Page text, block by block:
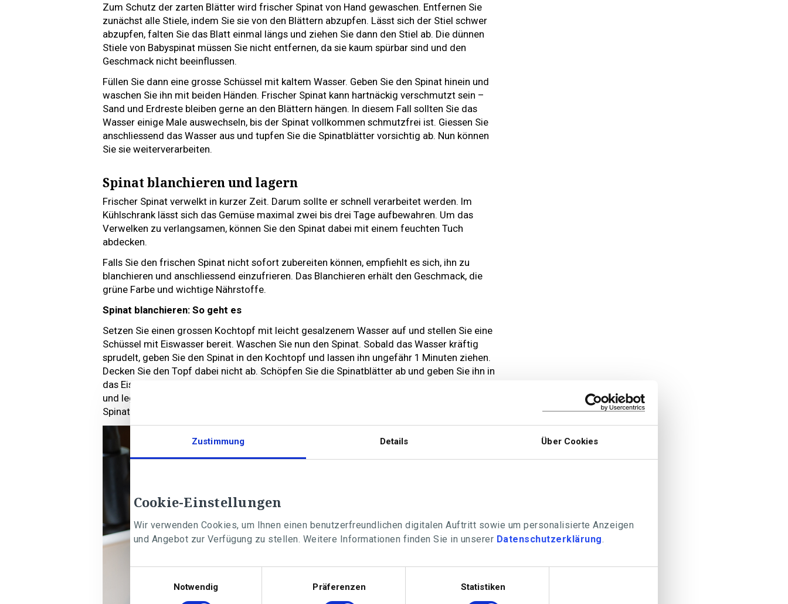
Zustimmung Details Über Cookies
Cookie-Einstellungen
Wir verwenden Cookies, um Ihnen einen benutzerfreundlichen digitalen Auftritt sowie um personalisierte Anzeigen
und Angebot zur Verfügung zu stellen. Weitere Informationen finden Sie in unserer Datenschutzerklärung.
Notwendig
Präferenzen Statistiken
Zum Schutz der zarten Blätter wird frischer Spinat von Hand gewaschen. Entfernen Sie
zunächst alle Stiele, indem Sie sie von den Blättern abzupfen. Lässt sich der Stiel schwer
abzupfen, falten Sie das Blatt einmal längs und ziehen Sie dann den Stiel ab. Die dünnen
Stiele von Babyspinat müssen Sie nicht entfernen, da sie kaum spürbar sind und den
Geschmack nicht beeinflussen.
Füllen Sie dann eine grosse Schüssel mit kaltem Wasser. Geben Sie den Spinat hinein und
waschen Sie ihn mit beiden Händen. Frischer Spinat kann hartnäckig verschmutzt sein –
Sand und Erdreste bleiben gerne an den Blättern hängen. In diesem Fall sollten Sie das
Wasser einige Male auswechseln, bis der Spinat vollkommen schmutzfrei ist. Giessen Sie
anschliessend das Wasser aus und tupfen Sie die Spinatblätter vorsichtig ab. Nun können
Sie sie weiterverarbeiten.
Spinat blanchieren und lagern
Frischer Spinat verwelkt in kurzer Zeit. Darum sollte er schnell verarbeitet werden. Im
Kühlschrank lässt sich das Gemüse maximal zwei bis drei Tage aufbewahren. Um das
Verwelken zu verlangsamen, können Sie den Spinat dabei mit einem feuchten Tuch
abdecken.
Falls Sie den frischen Spinat nicht sofort zubereiten können, empfiehlt es sich, ihn zu
blanchieren und anschliessend einzufrieren. Das Blanchieren erhält den Geschmack, die
grüne Farbe und wichtige Nährstoffe.
Spinat blanchieren: So geht es
Setzen Sie einen grossen Kochtopf mit leicht gesalzenem Wasser auf und stellen Sie eine
Schüssel mit Eiswasser bereit. Waschen Sie nun den Spinat. Sobald das Wasser kräftig
sprudelt, geben Sie den Spinat in den Kochtopf und lassen ihn ungefähr 1 Minuten ziehen.
Decken Sie den Topf dabei nicht ab. Schöpfen Sie die Spinatblätter ab und geben Sie ihn in
das Eiswasser. So wird der Garprozess unterbrochen. Drücken Sie die Spinatblätter aus
und legen Sie sie zum Trocknen auf ein Küchentuch. Geben Sie den möglichst trockenen
Spinat in einen Tiefkühlbeutel und legen Sie ihn in den Gefrierschrank.